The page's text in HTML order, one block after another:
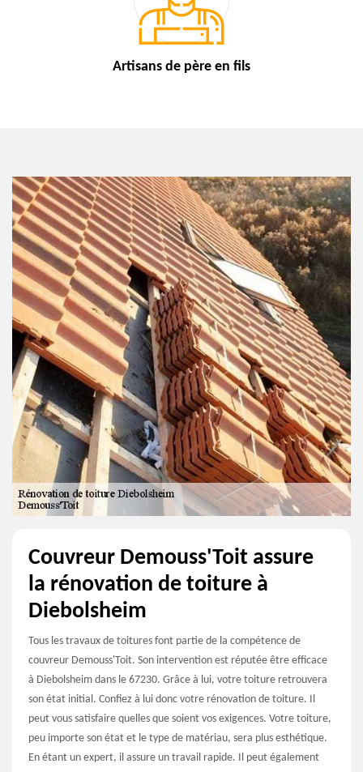
Artisans de père en fils
Couvreur Demouss'Toit assure
la rénovation de toiture à
Diebolsheim
Tous les travaux de toitures font partie de la compétence de
couvreur Demouss'Toit. Son intervention est réputée être efficace
à Diebolsheim dans le 67230. Grâce à lui, votre toiture retrouvera
son état initial. Confiez à lui donc votre rénovation de toiture. Il
peut vous satisfaire quelles que soient vos exigences. Votre toiture,
peu importe son état et le type de matériau, sera plus esthétique.
En étant un expert, il assure un travail rapide. Il peut également